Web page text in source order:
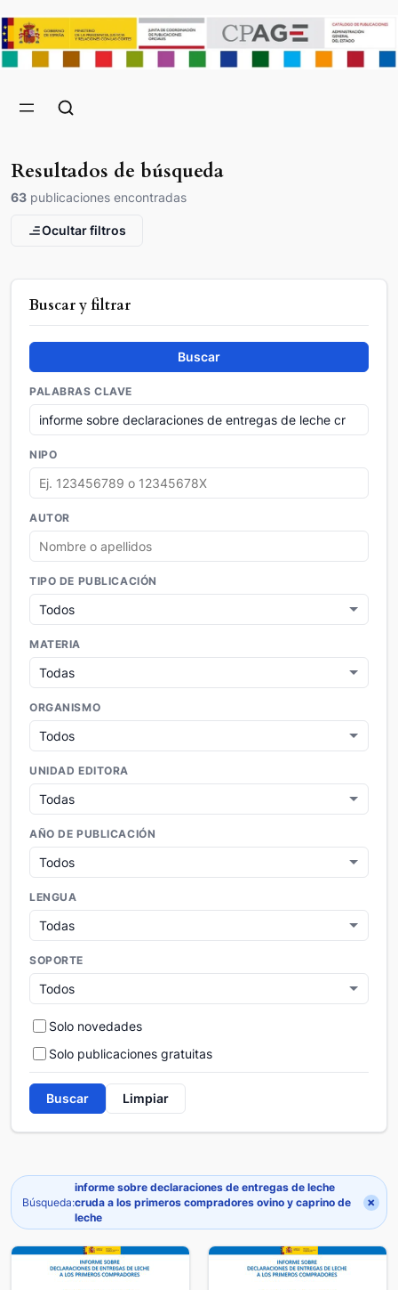
Resultados de búsqueda
63 publicaciones encontradas
Ocultar filtros
Buscar y filtrar
Buscar
PALABRAS CLAVE
NIPO
AUTOR
TIPO DE PUBLICACIÓN
MATERIA
ORGANISMO
UNIDAD EDITORA
AÑO DE PUBLICACIÓN
LENGUA
SOPORTE
Solo novedades
Solo publicaciones gratuitas
Buscar Limpiar
Búsqueda:
informe sobre declaraciones de entregas de leche
cruda a los primeros compradores ovino y caprino de
leche
×